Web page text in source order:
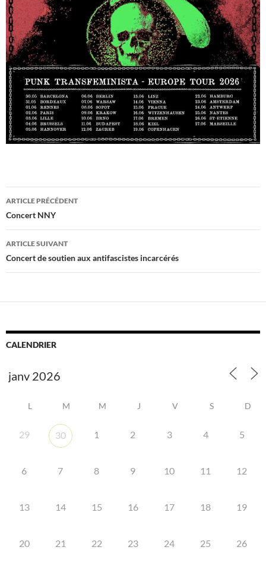
Navigation
des
articles
ARTICLE PRÉCÉDENT
Concert NNY
ARTICLE SUIVANT
Concert de soutien aux antifascistes incarcérés
CALENDRIER
L M M J V S D
29 30 1 2 3 4 5
6 7 8 9 10 11 12
13 14 15 16 17 18 19
20 21 22 23 24 25 26